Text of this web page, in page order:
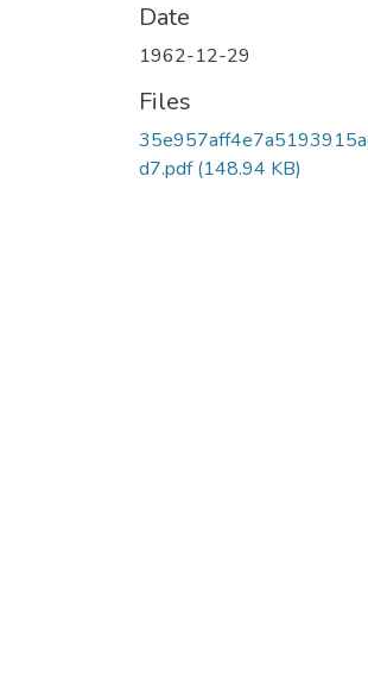
Date
1962-12-29
Files
d7.pdf(148.94 KB)